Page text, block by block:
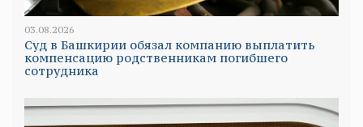
03.08.2026
Суд в Башкирии обязал компанию выплатить
компенсацию родственникам погибшего
сотрудника